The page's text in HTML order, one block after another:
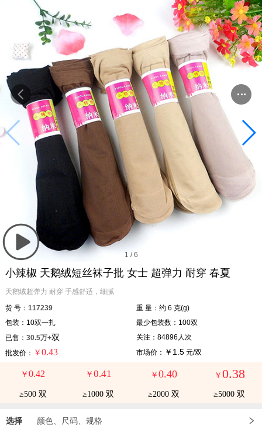
1 /6
小辣椒 天鹅绒短丝袜子批 女士 超弹力 耐穿 春夏
天鹅绒超弹力 耐穿 手感舒适，细腻
货 号： 117239
重 量：约 6 克(g)
包装：10双一扎
最少包装数：100双
已售： 30.5万+双
关注：84896人次
批发价： ￥ 0.43 市场价： ￥1.5元/双
￥ 0.42
≥500 双
￥ 0.41
≥1000 双
￥ 0.40
≥2000 双
￥ 0.38
≥5000 双
选择 颜色、尺码、规格